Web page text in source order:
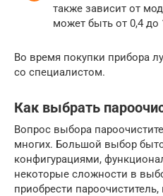
также зависит от
может быть от 0,4 до
Во время покупки прибора
со специалистом.
Как выбрать
Вопрос выбора
многих. Большой выбор
конфигурациями,
некоторые сложности в
приобрести